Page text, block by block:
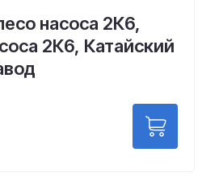
насоса 2К6,
2К6, Катайский